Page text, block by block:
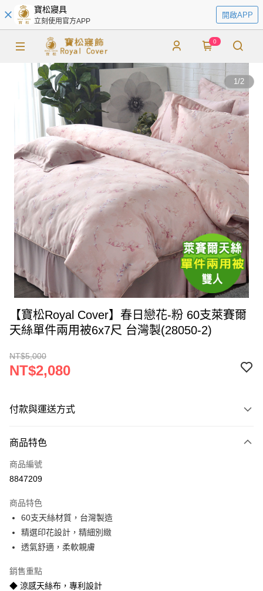
寶松寢具
立刻使用官方APP
開啟APP
0
1/2
【寶松Royal Cover】春日戀花-粉 60支萊賽爾
天絲單件兩用被6x7尺 台灣製(28050-2)
NT$5,000
NT$2,080
付款與運送方式
信用卡一次付款
LINE Pay
街口支付
悠遊付
全盈+PAY
商品特色
商品編號
8847209
商品特色
60支天絲材質，台灣製造
精選印花設計，精細別緻
透氣舒適，柔軟親膚
銷售重點
◆ 涼感天絲布，專利設計